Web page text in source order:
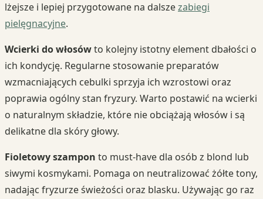
lżejsze i lepiej przygotowane na dalszezabiegi
pielęgnacyjne.
Wcierki do włosówto kolejny istotny element dbałości o
ich kondycję. Regularne stosowanie preparatów
wzmacniających cebulki sprzyja ich wzrostowi oraz
poprawia ogólny stan fryzury. Warto postawić na wcierki
o naturalnym składzie, które nie obciążają włosów i są
delikatne dla skóry głowy.
Fioletowy szampon to must-have dla osób z blond lub
siwymi kosmykami. Pomaga on neutralizować żółte tony,
nadając fryzurze świeżości oraz blasku. Używając go raz